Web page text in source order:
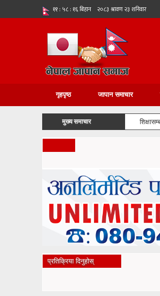
गृहपृष्ठ जापान समाचार
मुख्य समाचार
प्रतिक्रिया दिनुहोस्